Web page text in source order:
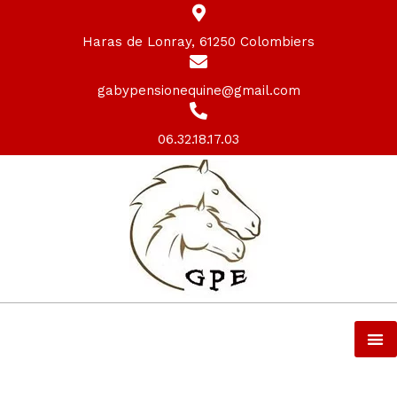
Haras de Lonray, 61250 Colombiers
gabypensionequine@gmail.com
06.32.18.17.03